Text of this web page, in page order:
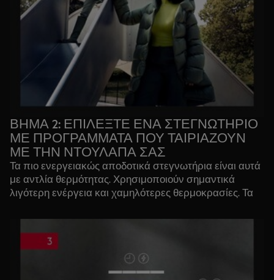
επιλέξετε έναπλυντήριο-στεγνωτήριο ρούχων 2 σε 1
για εξυπηρέτηση πλυντηρίου και στεγνωτηρίου σε μία
ΒΗΜΑ 2: ΕΠΙΛΕΞΤΕ ΕΝΑ ΣΤΕΓΝΩΤΗΡΙΟ
ΜΕ ΠΡΟΓΡΑΜΜΑΤΑ ΠΟΥ ΤΑΙΡΙΑΖΟΥΝ
ΜΕ ΤΗΝ ΝΤΟΥΛΑΠΑ ΣΑΣ
Τα πιο ενεργειακώς αποδοτικά στεγνωτήρια είναι αυτά
με αντλία θερμότητας. Χρησιμοποιούν σημαντικά
λιγότερη ενέργεια και χαμηλότερες θερμοκρασίες. Τα
όλων των υφασμάτων, με ειδικά προγράμματα για
σύμμεικτα, συνθετικά, τζιν, βαμβακερά, μάλλινα,
μεταξωτά αλλά και ρούχα outdoor, πουπουλένια
Οι συσκευές χωρίζονται στις σειρές 6000 έως 9000.